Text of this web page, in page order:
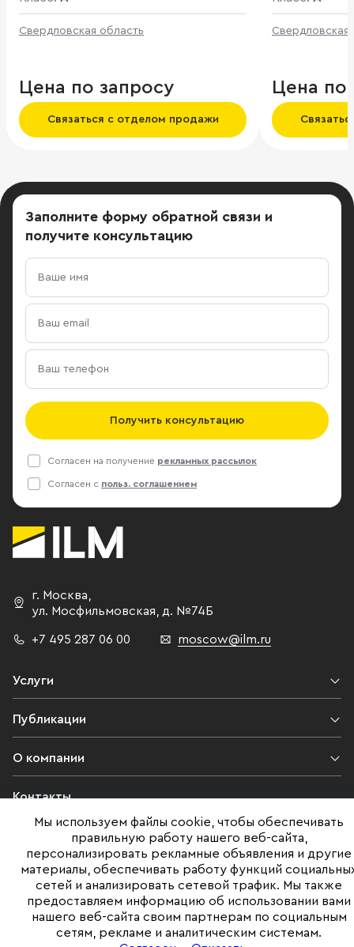
Свердловская область
Цена по запросу
Связаться с отделом продажи
Свердловская
Цена по
Заполните форму обратной связи и
получите консультацию
Получить консультацию
Согласен на получение рекламных рассылок
Согласен с польз. соглашением
г. Москва,
ул. Мосфильмовская, д. №74Б
+7 495 287 06 00 moscow@ilm.ru
Услуги
Публикации
О компании
Контакты
Юридическая информация
©ILM 2009-2026. Все права защищены
Представленная на сайте информация, в т.ч. стоимости объектов,
носит информационный характер
и не является публичной офертой. Условия продажи объекта могут
Мы используем файлы cookie, чтобы обеспечивать
правильную работу нашего веб-сайта,
персонализировать рекламные объявления и другие
материалы, обеспечивать работу функций
сетей и анализировать сетевой трафик. Мы также
предоставляем информацию об использовании вами
нашего веб-сайта своим партнерам по социальным
сетям, рекламе и аналитическим системам.